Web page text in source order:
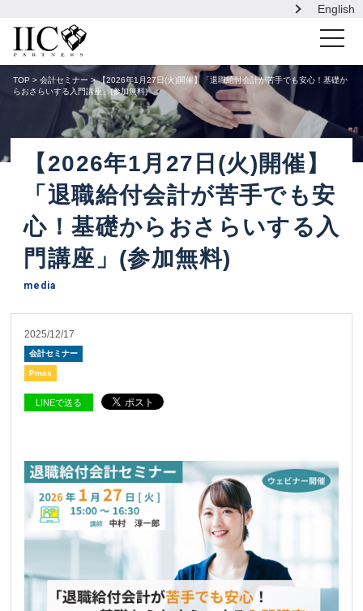
English
toggle
TOP > 会計セミナー > 【2026年1月27日(火)開催】「退職給付会計が苦手でも安心！基礎か
らおさらいする入門講座」(参加無料)
【2026年1月27日(火)開催】
「退職給付会計が苦手でも安
心！基礎からおさらいする入
門講座」(参加無料)
media
2025/12/17
会計セミナー
Pmas
LINEで送る